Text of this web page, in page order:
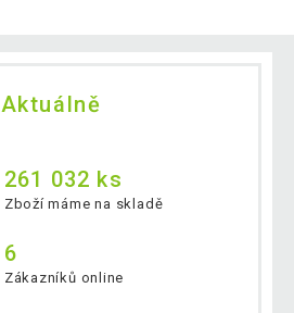
Aktuálně
261 032 ks
Zboží máme na skladě
6
Zákazníků online